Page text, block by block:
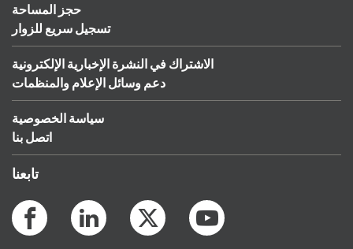
حجز المساحة
تسجيل سريع للزوار
الاشتراك في النشرة الإخبارية الإلكترونية
دعم وسائل الإعلام والمنظمات
سياسة الخصوصية
اتصل بنا
تابعنا